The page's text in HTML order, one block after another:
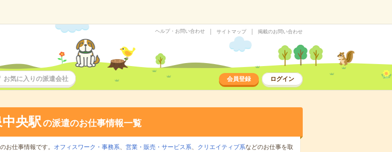
ヘルプ・お問い合わせ サイトマップ 掲載のお問い合わせ
お気に入りの派遣会社 会員登録 ログイン
央駅の派遣のお仕事情報一覧
お仕事情報です。 オフィスワーク・事務系、 営業・販売・サービス系、 クリエイティブ系などのお仕事を取